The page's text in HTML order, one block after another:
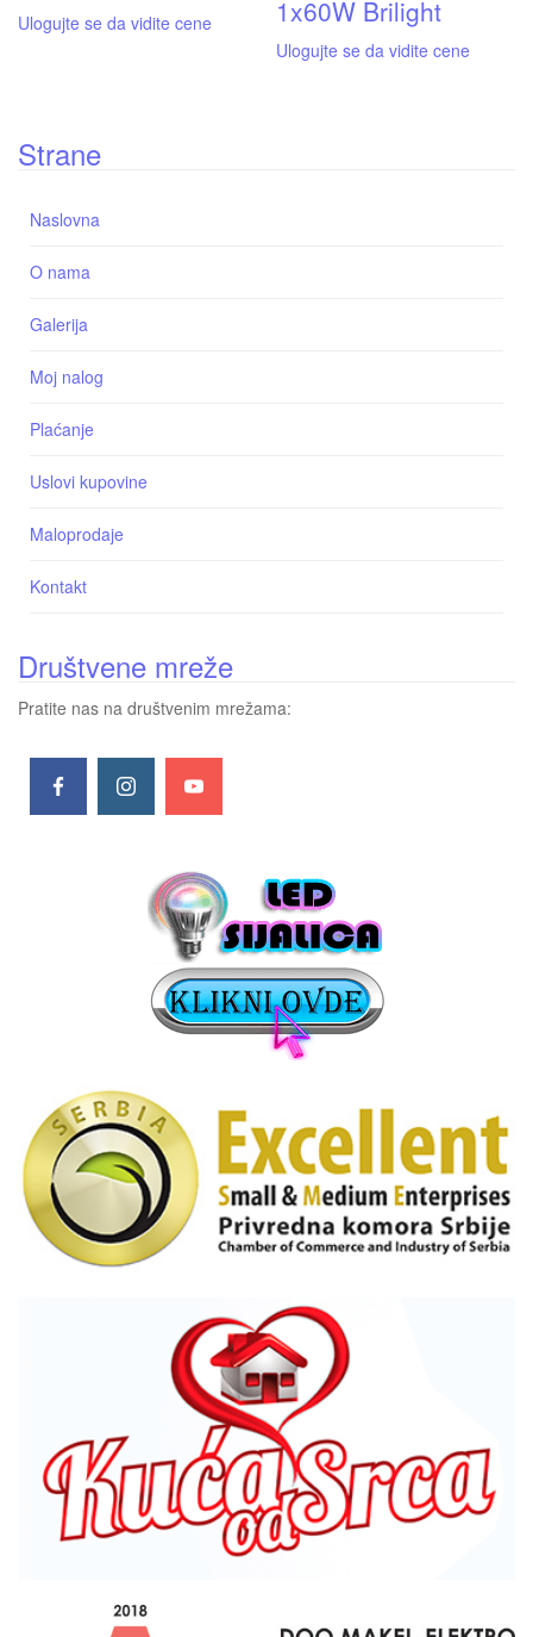
Ulogujte se da vidite cene 1x60W Brilight
Ulogujte se da vidite cene
Strane
Naslovna
O nama
Galerija
Moj nalog
Plaćanje
Uslovi kupovine
Maloprodaje
Kontakt
Društvene mreže
Pratite nas na društvenim mrežama: